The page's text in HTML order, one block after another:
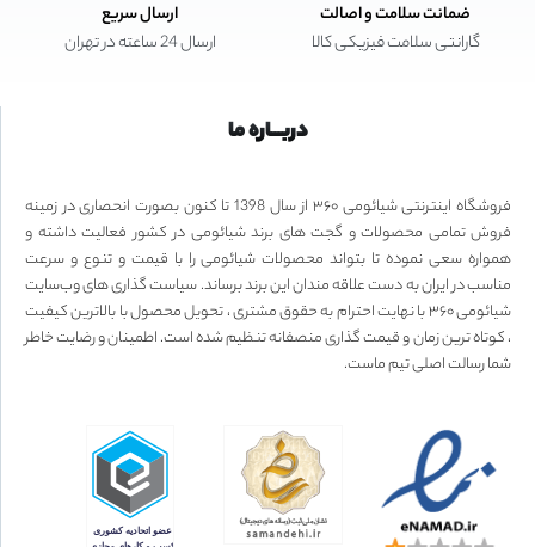
ضمانت سلامت و اصالت
گارانتی سلامت فیزیکی کالا
ارسال سریع
ارسال 24 ساعته در تهران
دربـــاره ما
فروشگاه اینترنتی شیائومی ۳۶۰ از سال 1398 تا کنون بصورت انحصاری در زمینه
فروش تمامی محصولات و گجت های برند شیائومی در کشور فعالیت داشته و
همواره سعی نموده تا بتواند محصولات شیائومی را با قیمت و تنوع و سرعت
مناسب در ایران به دست علاقه مندان این برند برساند. سیاست گذاری های وب‌سایت
شیائومی ۳۶۰ با نهایت احترام به حقوق مشتری ، تحویل محصول با بالاترین کیفیت
، کوتاه ترین زمان و قیمت گذاری منصفانه تنظیم شده است. اطمینان و رضایت خاطر
شما رسالت اصلی تیم ماست.